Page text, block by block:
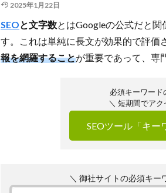
2025年1月22日
SEOと文字数とはGoogleの公式だと
す。これは単純に長文が効果的で評価
報を網羅することが重要であって、専
必須キーワード
＼ 短期間でア
SEOツール「キー
＼ 御社サイトの必須キー